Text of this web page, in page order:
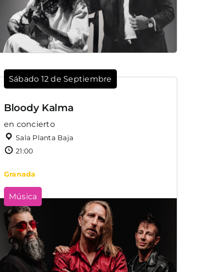
Sábado 12 de Septiembre
Bloody Kalma
en concierto
Sala Planta Baja
21:00
Granada
Música